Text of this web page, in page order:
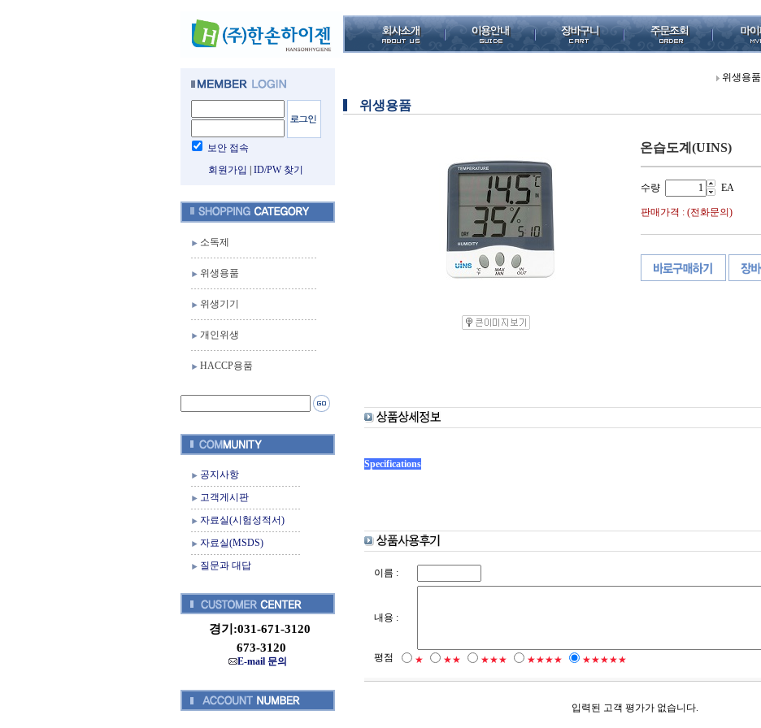
보안 접속
회원가입
ID/PW 찾기
소독제
위생용품
위생기기
개인위생
HACCP용품
공지사항
고객게시판
자료실(시험성적서)
자료실(MSDS)
질문과 대답
경기:031-671-3120
673-3120
E-mail 문의
위생용품
위생용품
온습도계(UINS)
수량 EA
판매가격 : (전화문의)
Specifications
이름 :
내용 :
평점 ★ ★★ ★★★ ★★★★ ★★★★★
입력된 고객 평가가 없습니다.